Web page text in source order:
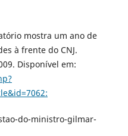
mostra um ano de
à frente do CNJ.
Disponível em:
do-ministro-gilmar-